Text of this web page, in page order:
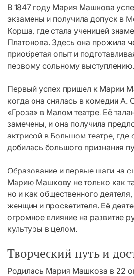
В 1847 году Мария Машкова
экзамены и получила допуск в
Корша, где стала ученицей
Платонова. Здесь она прожила
приобретая опыт и
первому сольному выступлению.
Первый успех пришел к Марии
когда она снялась в комедии А.
«Гроза» в Малом театре. Её
замечены, и она получила
актрисой в Большом театре, где
добилась большого признания
Образование и первые шаги на
Марию Машкову не только как
но и как общественного
женщин и просветителя. Её
огромное влияние на развитие
культуры в целом.
Творческий путь и
Родилась Мария Машкова в 22